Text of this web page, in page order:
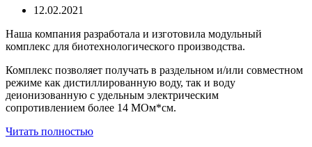
12.02.2021
Наша компания разработала и изготовила модульный
комплекс для биотехнологического производства.
Комплекс позволяет получать в раздельном и/или совместном
режиме как дистиллированную воду, так и воду
деионизованную с удельным электрическим
сопротивлением более 14 МОм*см.
Читать полностью